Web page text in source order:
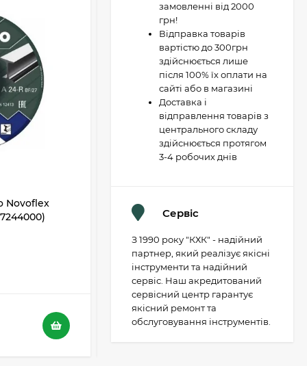
Novoflex
Відрізний диск Metabo Novoflex
230x3,0х22 SP, сталь (617241000)
В НАЯВНОСТІ
116 грн.
73 грн.
замовленні від 2000
грн!
Відправка товарів
вартістю до 300грн
здійснюється лише
після 100% їх оплати на
сайті або в магазині
Доставка і
відправлення товарів з
центрального складу
здійснюється протягом
3-4 робочих днів
Сервіс
З 1990 року "КХК" - надійний
партнер, який реалізує якісні
інструменти та надійний
сервіс. Наш акредитований
сервісний центр гарантує
якісний ремонт та
обслуговування інструментів.